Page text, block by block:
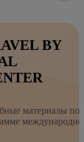
BY
материалы по